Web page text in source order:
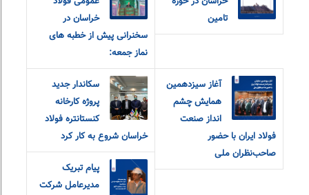
تامین
خراسان در
سخنرانی پیش از خطبه های
نماز جمعه:
آغاز سیزدهمین
همایش چشم
انداز صنعت
فولاد ایران با حضور
صاحب‌نظران ملی
سکاندار جدید
پروژه کارخانه
کنستانتره فولاد
خراسان شروع به کار کرد
پیام تبریک
مدیرعامل شرکت